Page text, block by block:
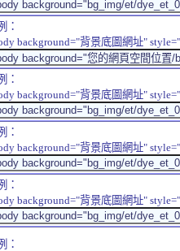
：
background="背景底圖網址"
：
background="背景底圖網址"
：
background="背景底圖網址"
：
background="背景底圖網址"
：